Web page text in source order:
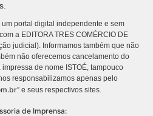
um portal digital independente e sem
a EDITORA TRES COMÉRCIO DE
judicial). Informamos também que não
não oferecemos cancelamento do
de nome ISTOÉ, tampouco
responsabilizamos apenas pelo
” e seus respectivos sites.
de Imprensa: